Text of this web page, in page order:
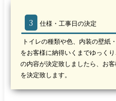
3 仕様・工事日の決定
トイレの種類や色、内装の壁紙
をお客様に納得いくまでゆっく
の内容が決定致しましたら、お
を決定致します。